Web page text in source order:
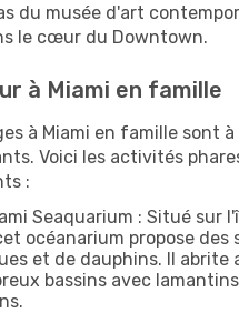
du musée d'art
le cœur du Downtown.
à Miami en famille
à Miami en famille sont
Voici les activités
:
Seaquarium : Situé sur
océanarium propose des
et de dauphins. Il abrite
bassins avec